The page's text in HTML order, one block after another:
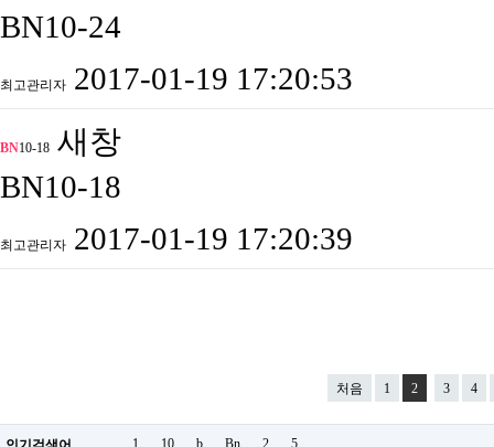
BN10-24
최고관리자 2017-01-19 17:20:53
BN10-18 새창
BN10-18
최고관리자 2017-01-19 17:20:39
처음 1 2 3 4
1 10 b Bn 2 5